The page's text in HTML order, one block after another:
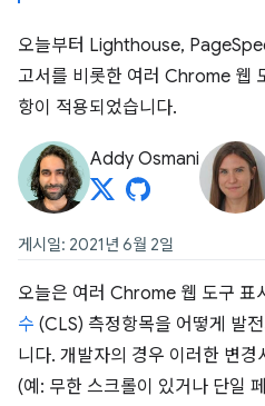
오늘부터 Lighthouse,
고서를 비롯한 여러 Chrome 웹
항이 적용되었습니다.
Addy Osmani
게시일: 2021년 6월 2일
오늘은 여러 Chrome 웹 도구 표
수 (CLS) 측정항목을 어떻게 발
니다. 개발자의 경우 이러한 변경
(예: 무한 스크롤이 있거나 단일